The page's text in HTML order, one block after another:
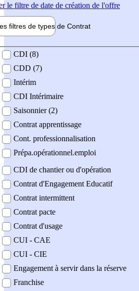
le filtre de date de création de l'offre
filtres de types de Contrat
contrat
CDI (8)
CDD (7)
Intérim
CDI Intérimaire
Saisonnier (2)
Contrat apprentissage
Cont. professionnalisation
Prépa.opérationnel.emploi
CDI de chantier ou d'opération
Contrat d'Engagement Educatif
Contrat intermittent
Contrat pacte
Contrat d'usage
CUI - CAE
CUI - CIE
Engagement à servir dans la réserve
Franchise